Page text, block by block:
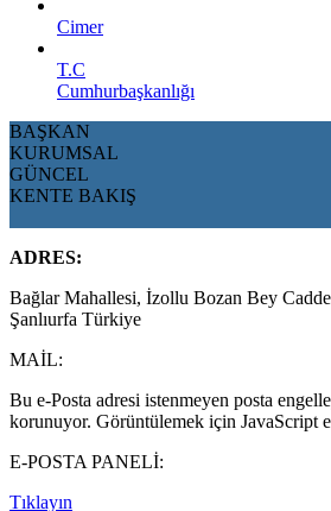
Cimer
T.C
Cumhurbaşkanlığı
BAŞKAN
KURUMSAL
GÜNCEL
KENTE BAKIŞ
ADRES:
Bağlar Mahallesi, İzollu Bozan Bey
Şanlıurfa Türkiye
MAİL:
Bu e-Posta adresi istenmeyen posta
korunuyor. Görüntülemek için JavaScript
E-POSTA PANELİ:
Tıklayın